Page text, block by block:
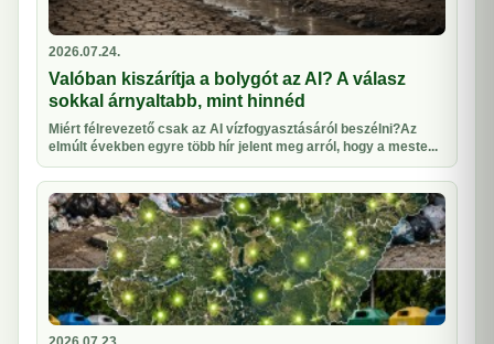
2026.07.24.
Valóban kiszárítja a bolygót az AI? A válasz
sokkal árnyaltabb, mint hinnéd
Miért félrevezető csak az AI vízfogyasztásáról beszélni?Az
elmúlt években egyre több hír jelent meg arról, hogy a meste...